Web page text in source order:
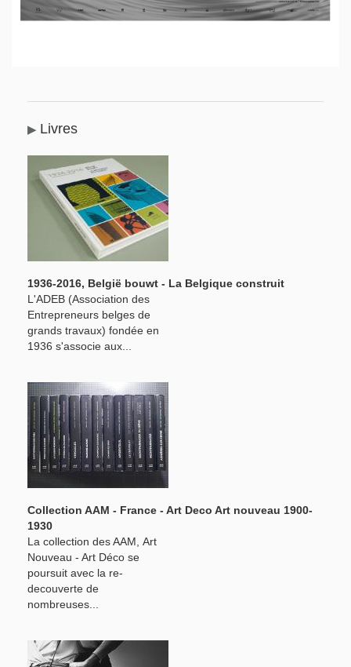
Livres
1936-2016, België bouwt - La Belgique construit
L'ADEB (Association des
Entrepreneurs belges de
grands travaux) fondée en
1936 s'associe aux...
Collection AAM - France - Art Deco Art nouveau 1900-
1930
La collection des AAM, Art
Nouveau - Art Déco se
poursuit avec la re-
decouverte de
nombreuses...